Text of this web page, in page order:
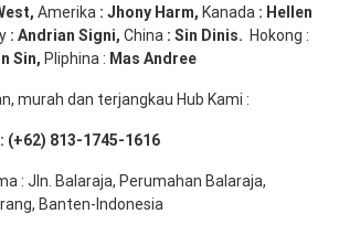
Amerika : Jhony Harm, Kanada : Hellen
: Andrian Signi, China : Sin Dinis. Hokong :
Sin, Pliphina : Mas Andree
murah dan terjangkau Hub Kami :
(+62) 813-1745-1616
: Jln. Balaraja, Perumahan Balaraja,
Banten-Indonesia